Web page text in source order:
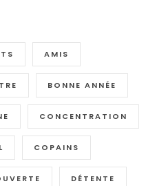
AMIS
BONNE ANNÉE
CONCENTRATION
COPAINS
DÉTENTE